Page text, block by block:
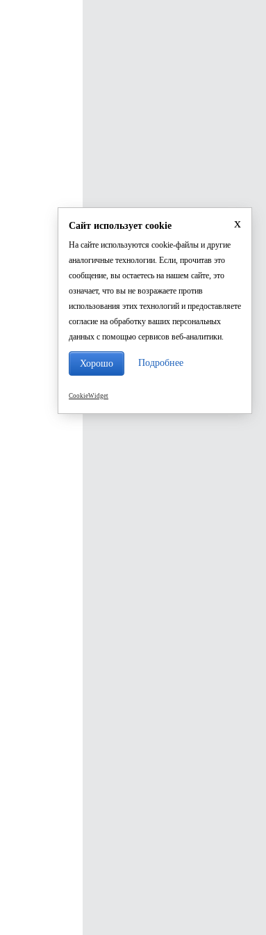
x
Сайт использует cookie
На сайте используются cookie-файлы и другие
аналогичные технологии. Если, прочитав это
сообщение, вы остаетесь на нашем сайте, это
означает, что вы не возражаете против
использования этих технологий и предоставляете
согласие на обработку ваших персональных
данных с помощью сервисов веб-аналитики.
Хорошо Подробнее
CookieWidget